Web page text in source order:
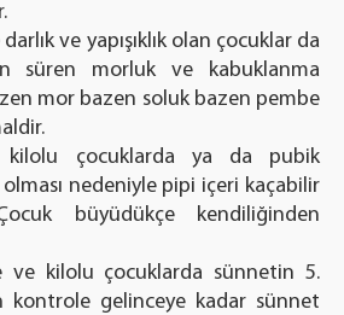
ve yapışıklık olan çocuklar da
süren morluk ve kabuklanma
mor bazen soluk bazen pembe
kilolu çocuklarda ya da pubik
nedeniyle pipi içeri kaçabilir
büyüdükçe kendiliğinden
ve kilolu çocuklarda sünnetin 5.
kontrole gelinceye kadar sünnet